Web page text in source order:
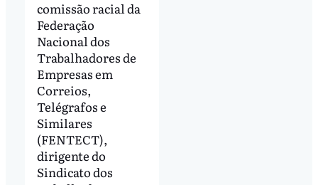
comissão racial da
Federação
Nacional dos
Trabalhadores de
Empresas em
Correios,
Telégrafos e
Similares
(FENTECT),
dirigente do
Sindicato dos